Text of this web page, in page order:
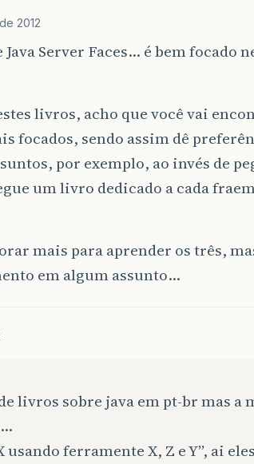
2012
Server Faces… é bem focado
livros, acho que você vai
focados, sendo assim dê
por exemplo, ao invés de
um livro dedicado a cada
mais para aprender os três,
em algum assunto…
livros sobre java em pt-br mas a
ferramente X, Z e Y”, ai